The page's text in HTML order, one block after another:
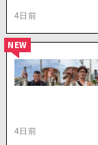
4日前
4日前
NEW